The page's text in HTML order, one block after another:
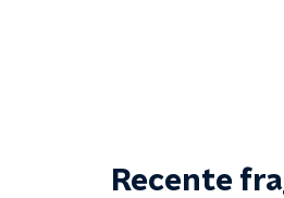
Recente